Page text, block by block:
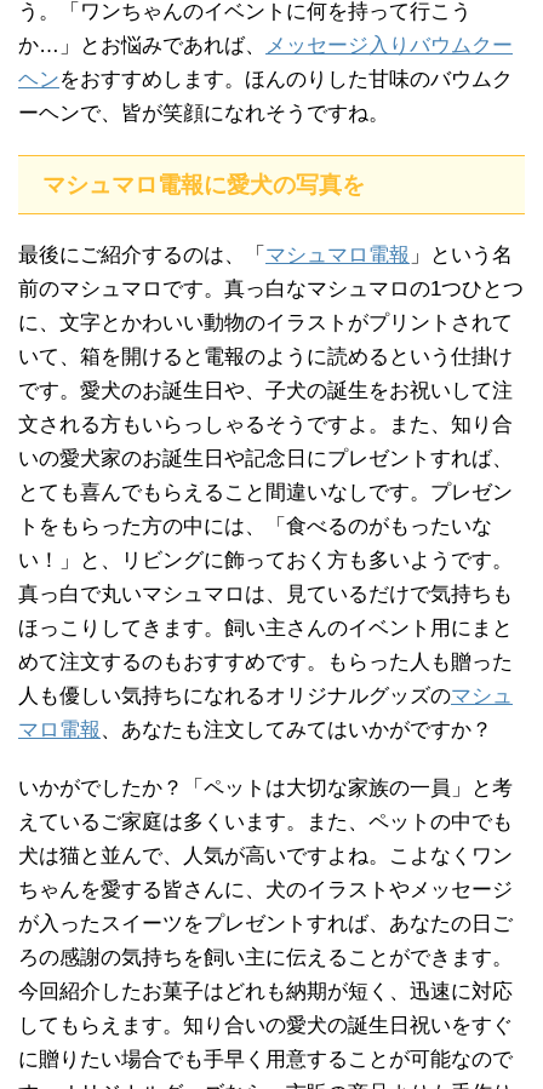
う。「ワンちゃんのイベントに何を持って行こう
か…」とお悩みであれば、
メッセージ入りバウムクー
ヘンをおすすめします。ほんのりした甘味のバウムク
ーヘンで、皆が笑顔になれそうですね。
マシュマロ電報に愛犬の写真を
最後にご紹介するのは、「 マシュマロ電報 」という名
前のマシュマロです。真っ白なマシュマロの1つひとつ
に、文字とかわいい動物のイラストがプリントされて
いて、箱を開けると電報のように読めるという仕掛け
です。愛犬のお誕生日や、子犬の誕生をお祝いして注
文される方もいらっしゃるそうですよ。また、知り合
いの愛犬家のお誕生日や記念日にプレゼントすれば、
とても喜んでもらえること間違いなしです。プレゼン
トをもらった方の中には、「食べるのがもったいな
い！」と、リビングに飾っておく方も多いようです。
真っ白で丸いマシュマロは、見ているだけで気持ちも
ほっこりしてきます。飼い主さんのイベント用にまと
めて注文するのもおすすめです。もらった人も贈った
人も優しい気持ちになれるオリジナルグッズのマシュ
マロ電報 、あなたも注文してみてはいかがですか？
いかがでしたか？「ペットは大切な家族の一員」と考
えているご家庭は多くいます。また、ペットの中でも
犬は猫と並んで、人気が高いですよね。こよなくワン
ちゃんを愛する皆さんに、犬のイラストやメッセージ
が入ったスイーツをプレゼントすれば、あなたの日ご
ろの感謝の気持ちを飼い主に伝えることができます。
今回紹介したお菓子はどれも納期が短く、迅速に対応
してもらえます。知り合いの愛犬の誕生日祝いをすぐ
に贈りたい場合でも手早く用意することが可能なので